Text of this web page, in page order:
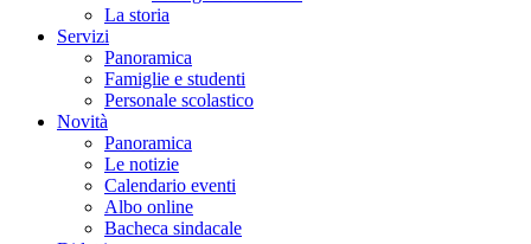
La storia
Servizi
Panoramica
Famiglie e studenti
Personale scolastico
Novità
Panoramica
Le notizie
Calendario eventi
Albo online
Bacheca sindacale